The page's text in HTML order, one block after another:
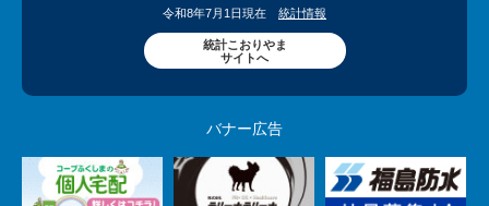
令和8年7月1日現在 統計情報
統計こおりやま
サイトへ
バナー広告